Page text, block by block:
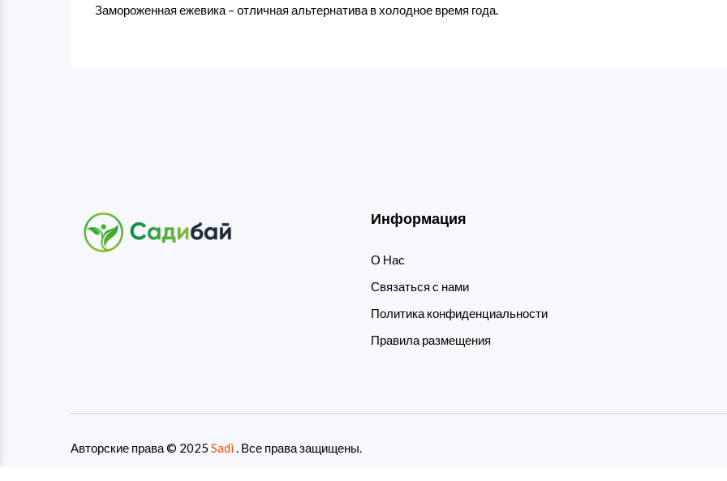
Замороженная ежевика – отличная альтернатива в холодное время года.
Информация
О Нас
Связаться с нами
Политика конфиденциальности
Правила размещения
Авторские права © 2025 Sadi. Все права защищены.